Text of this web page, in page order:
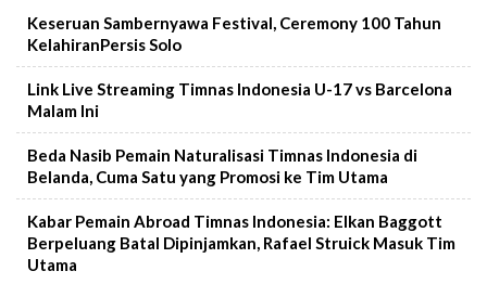
Keseruan Sambernyawa Festival, Ceremony 100 Tahun
KelahiranPersis Solo
Link Live Streaming Timnas Indonesia U-17 vs Barcelona
Malam Ini
Beda Nasib Pemain Naturalisasi Timnas Indonesia di
Belanda, Cuma Satu yang Promosi ke Tim Utama
Kabar Pemain Abroad Timnas Indonesia: Elkan Baggott
Berpeluang Batal Dipinjamkan, Rafael Struick Masuk Tim
Utama